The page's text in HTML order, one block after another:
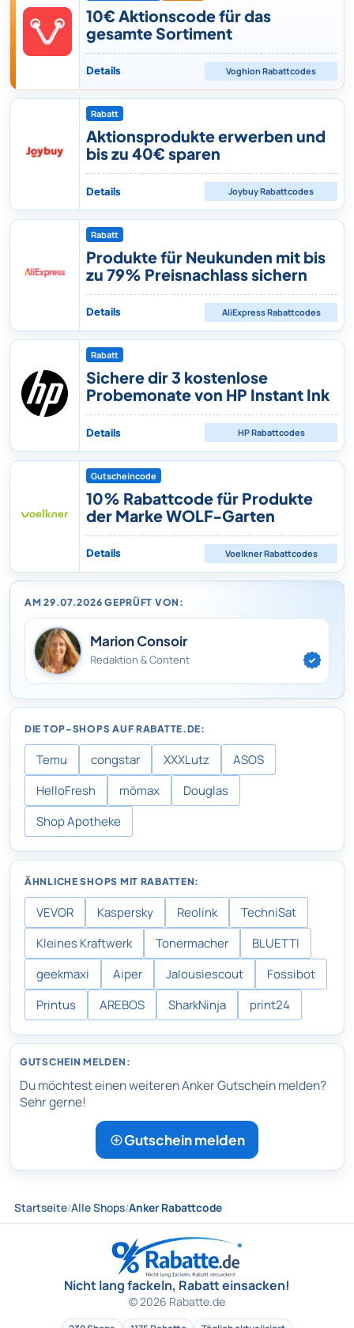
AM 29.07.2026 GEPRÜFT VON:
Marion Consoir
Redaktion & Content
DIE TOP-SHOPS AUF RABATTE.DE:
Temu congstar XXXLutz
ASOS
HelloFresh
mömax
Douglas
Shop Apotheke
ÄHNLICHE SHOPS MIT RABATTEN:
VEVOR Kaspersky Reolink
TechniSat
Kleines Kraftwerk
Tonermacher
BLUETTI
geekmaxi
Aiper Jalousiescout
Fossibot
Printus
AREBOS SharkNinja print24
GUTSCHEIN MELDEN:
Du möchtest einen weiteren Anker Gutschein melden?
Sehr gerne!
Gutschein melden
10€ Aktionscode für das
gesamte Sortiment
Details VoghionRabattcodes
Rabatt
Aktionsprodukte erwerben und
bis zu 40€ sparen
Details JoybuyRabattcodes
Rabatt
Produkte für Neukunden mit bis
zu 79% Preisnachlass sichern
Details AliExpressRabattcodes
Rabatt
Sichere dir 3 kostenlose
Probemonate von HP Instant Ink
Details HPRabattcodes
Gutscheincode
10% Rabattcode für Produkte
der Marke WOLF-Garten
Details VoelknerRabattcodes
Startseite/Alle Shops/Anker Rabattcode
Nicht lang fackeln, Rabatt einsacken!
© 2026 Rabatte.de